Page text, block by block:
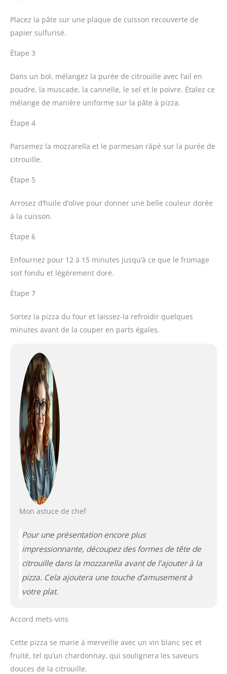
Placez la pâte sur une plaque de cuisson recouverte de
papier sulfurisé.
Étape 3
Dans un bol, mélangez la purée de citrouille avec l’ail en
poudre, la muscade, la cannelle, le sel et le poivre. Étalez ce
mélange de manière uniforme sur la pâte à pizza.
Étape 4
Parsemez la mozzarella et le parmesan râpé sur la purée de
citrouille.
Étape 5
Arrosez d’huile d’olive pour donner une belle couleur dorée
à la cuisson.
Étape 6
Enfournez pour 12 à 15 minutes jusqu’à ce que le fromage
soit fondu et légèrement doré.
Étape 7
Sortez la pizza du four et laissez-la refroidir quelques
minutes avant de la couper en parts égales.
Mon astuce de chef
Pour une présentation encore plus
impressionnante, découpez des formes de tête de
citrouille dans la mozzarella avant de l’ajouter à la
pizza. Cela ajoutera une touche d’amusement à
votre plat.
Accord mets-vins
Cette pizza se marie à merveille avec un vin blanc sec et
fruité, tel qu’un chardonnay, qui soulignera les saveurs
douces de la citrouille.